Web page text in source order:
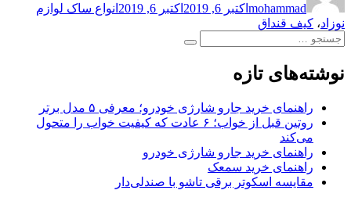
mohammadدر
اکتبر 6, 2019 اکتبر 6, 2019
انواع ساک لوازم
نوزاد، کیف قنداق
جستجو
جستجو
نوشته‌های تازه
راهنمای خرید جارو شارژی خودرو؛ معرفی ۵ مدل برتر
روتین قبل از خواب؛ ۶ عادت که کیفیت خواب را متحول
می‌کند
راهنمای خرید جارو شارژی خودرو
راهنمای خرید سمعک
مقایسه اسکوتر برقی تاشو با صندلی‌دار